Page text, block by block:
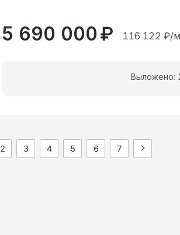
5 690 000₽ 116 122 ₽/
Выложено:
2 3 4 5 6 7